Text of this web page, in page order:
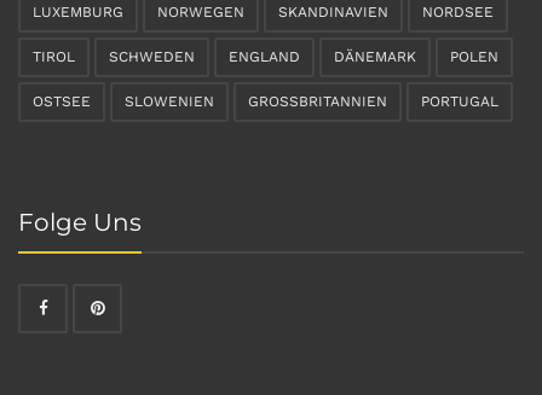
LUXEMBURG NORWEGEN SKANDINAVIEN NORDSEE
TIROL SCHWEDEN ENGLAND DÄNEMARK POLEN
OSTSEE SLOWENIEN GROSSBRITANNIEN PORTUGAL
Folge Uns